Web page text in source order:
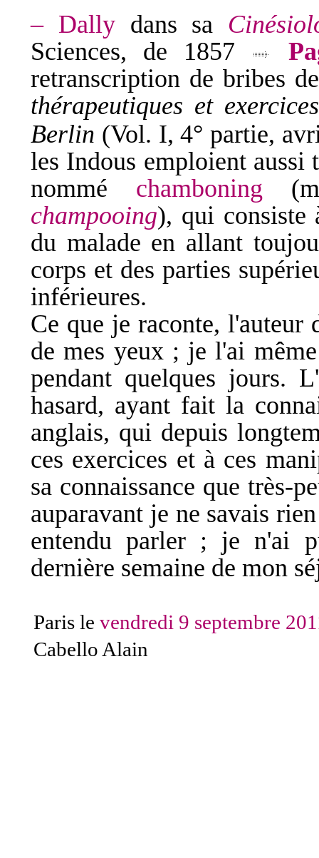
– Dallydans sa
Sciences, de 1857
retranscription de bribes
thérapeutiques et
Berlin (Vol. I, 4° partie,
les Indous emploient aussi
nommé chamboning
champooing), qui
du malade en allant
corps et des parties
inférieures.
Ce que je raconte,
de mes yeux ; je l'ai
pendant quelques jours.
hasard, ayant fait la
anglais, qui depuis
ces exercices et à ces
sa connaissance que très-
auparavant je ne savais
entendu parler ; je n'ai
dernière semaine de mon
Paris le vendredi 9 septembre
Cabello Alain